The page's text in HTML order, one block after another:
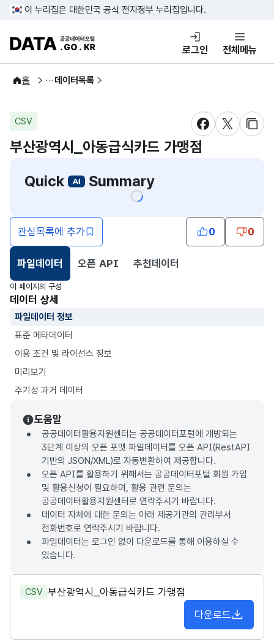
콘텐츠 바로가기
푸터 바로가기
이 누리집은 대한민국 공식 전자정부 누리집입니다.
DATA.GO.KR 공공데이터포털
로그인 전체메뉴
홈
공공데이터 데이터목록
CSV
새창 열림새창 열림
새창
부산광역시_아동급식카드 가맹점
Quick
Summary
관심목록에 추가 0 0
파일데이터
선택됨
오픈 API 추천데이터
이 페이지의 구성
데이터 상세
파일데이터 정보
표준 메타데이터
이용 조건 및 라이선스 정보
미리보기
주기성 과거 데이터
도움말
공공데이터활용지원센터는 공공데이터포털에 개방되는
3단계 이상의 오픈 포맷 파일데이터를 오픈 API(RestAPI
기반의 JSON/XML)로 자동변환하여 제공합니다.
오픈 API를 활용하기 위해서는 공공데이터포털 회원 가입
및 활용신청이 필요하며, 활용 관련 문의는
공공데이터활용지원센터로 연락주시기 바랍니다.
데이터 자체에 대한 문의는 아래 제공기관의 관리부서
전화번호로 연락주시기 바랍니다.
파일데이터는 로그인 없이 다운로드를 통해 이용하실 수
있습니다.
CSV 부산광역시_아동급식카드 가맹점
다운로드